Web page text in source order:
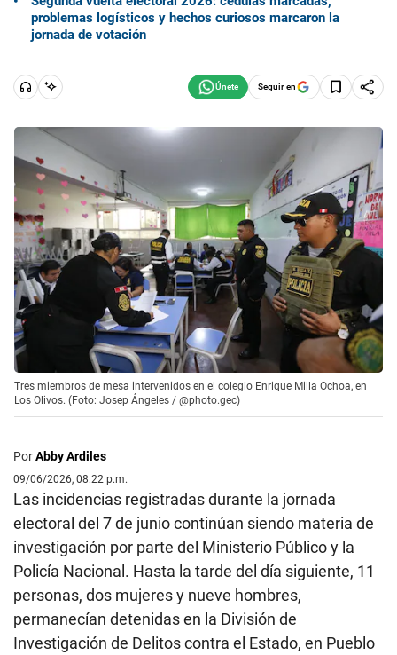
problemas logísticos y hechos curiosos marcaron la
jornada de votación
Seguir en
Tres miembros de mesa intervenidos en el colegio Enrique Milla Ochoa, en
Los Olivos. (Foto: Josep Ángeles / @photo.gec)
PorAbby Ardiles
09/06/2026, 08:22 p.m.
Las incidencias registradas durante la jornada
electoral del 7 de junio continúan siendo materia de
investigación por parte del Ministerio Público y la
Policía Nacional. Hasta la tarde del día siguiente, 11
personas, dos mujeres y nueve hombres,
permanecían detenidas en la División de
Investigación de Delitos contra el Estado, en Pueblo